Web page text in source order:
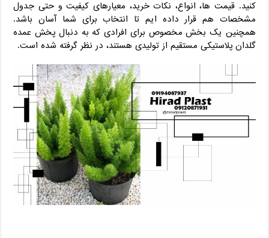
کنید. قیمت ‌ها، انواع، نکات خرید، معیارهای کیفیت و حتی جدول
مشخصات هم قرار داده ‌ایم تا انتخاب برای شما آسان باشد.
همچنین یک بخش مخصوص برای افرادی که به دنبال پخش عمده
گلدان پلاستیکی مستقیم از تولیدی هستند، در نظر گرفته شده است.